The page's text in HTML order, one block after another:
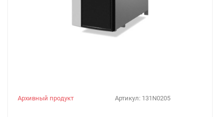
Артикул: 131N0205
Архивный продукт